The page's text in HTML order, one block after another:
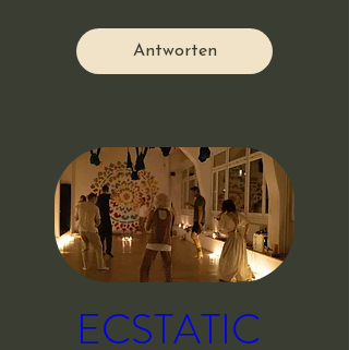
Antworten
ECSTATIC